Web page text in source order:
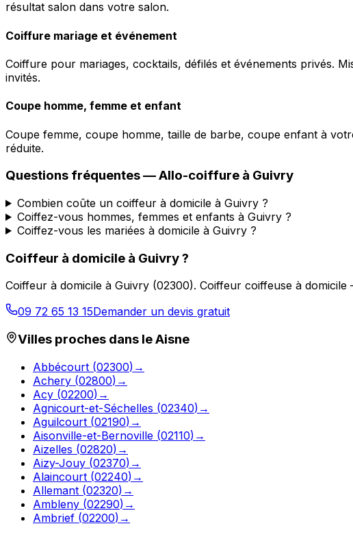
résultat salon dans votre salon.
Coiffure mariage et événement
Coiffure pour mariages, cocktails, défilés et événements privés.
invités.
Coupe homme, femme et enfant
Coupe femme, coupe homme, taille de barbe, coupe enfant à
réduite.
Questions fréquentes —Allo-coiffure à Guivry
Combien coûte un coiffeur à domicile à Guivry ?
Coiffez-vous hommes, femmes et enfants à Guivry ?
Coiffez-vous les mariées à domicile à Guivry ?
Coiffeur à domicile à Guivry?
Coiffeur à domicile à Guivry (02300). Coiffeur coiffeuse à
09 72 65 13 15Demander un devis gratuit
Villes proches dans leAisne
Abbécourt (02300) →
Achery (02800) →
Acy (02200) →
Agnicourt-et-Séchelles (02340) →
Aguilcourt (02190) →
Aisonville-et-Bernoville (02110) →
Aizelles (02820) →
Aizy-Jouy (02370) →
Alaincourt (02240) →
Allemant (02320) →
Ambleny (02290) →
Ambrief (02200) →